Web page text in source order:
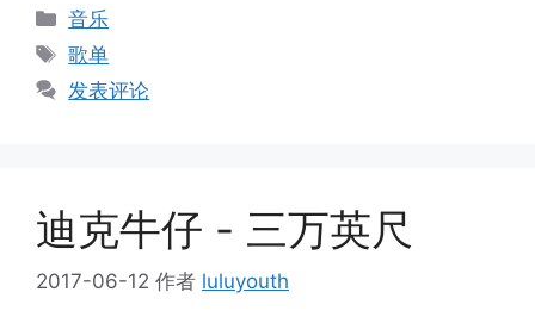
分
类
音乐
标
签
歌单
发表评论
迪克牛仔 - 三万英尺
2017-06-12 作者 luluyouth